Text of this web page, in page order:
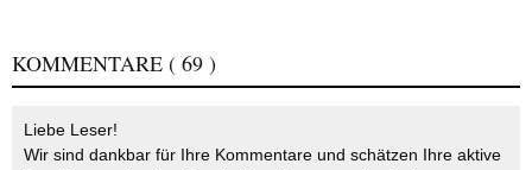
KOMMENTARE ( 69 )
Liebe Leser!
Wir sind dankbar für Ihre Kommentare und schätzen Ihre aktive